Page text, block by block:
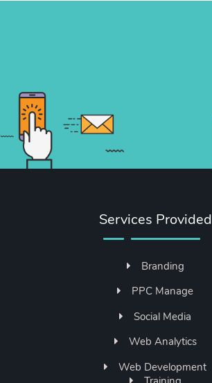
Services Provided
Branding
PPC Manage
Social Media
Web Analytics
Web Development